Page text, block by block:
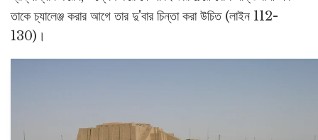
তাকে চ্যালেঞ্জ করার আগে তার দু'বার চিন্তা করা উচিত (লাইন 112-
130)।